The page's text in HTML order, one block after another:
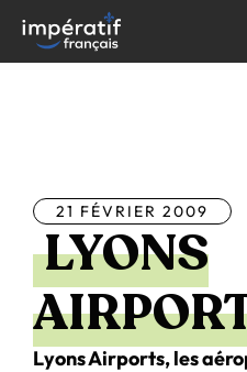
contenu
21 FÉVRIER 2009
LYONS
Lyons Airports, les